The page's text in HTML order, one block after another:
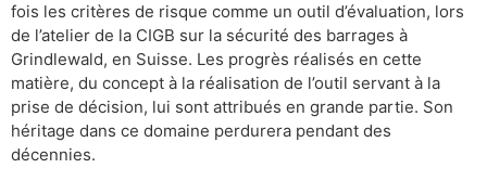
fois les critères de risque comme un outil d’évaluation, lors
de l’atelier de la CIGB sur la sécurité des barrages à
Grindlewald, en Suisse. Les progrès réalisés en cette
matière, du concept à la réalisation de l’outil servant à la
prise de décision, lui sont attribués en grande partie. Son
héritage dans ce domaine perdurera pendant des
décennies.